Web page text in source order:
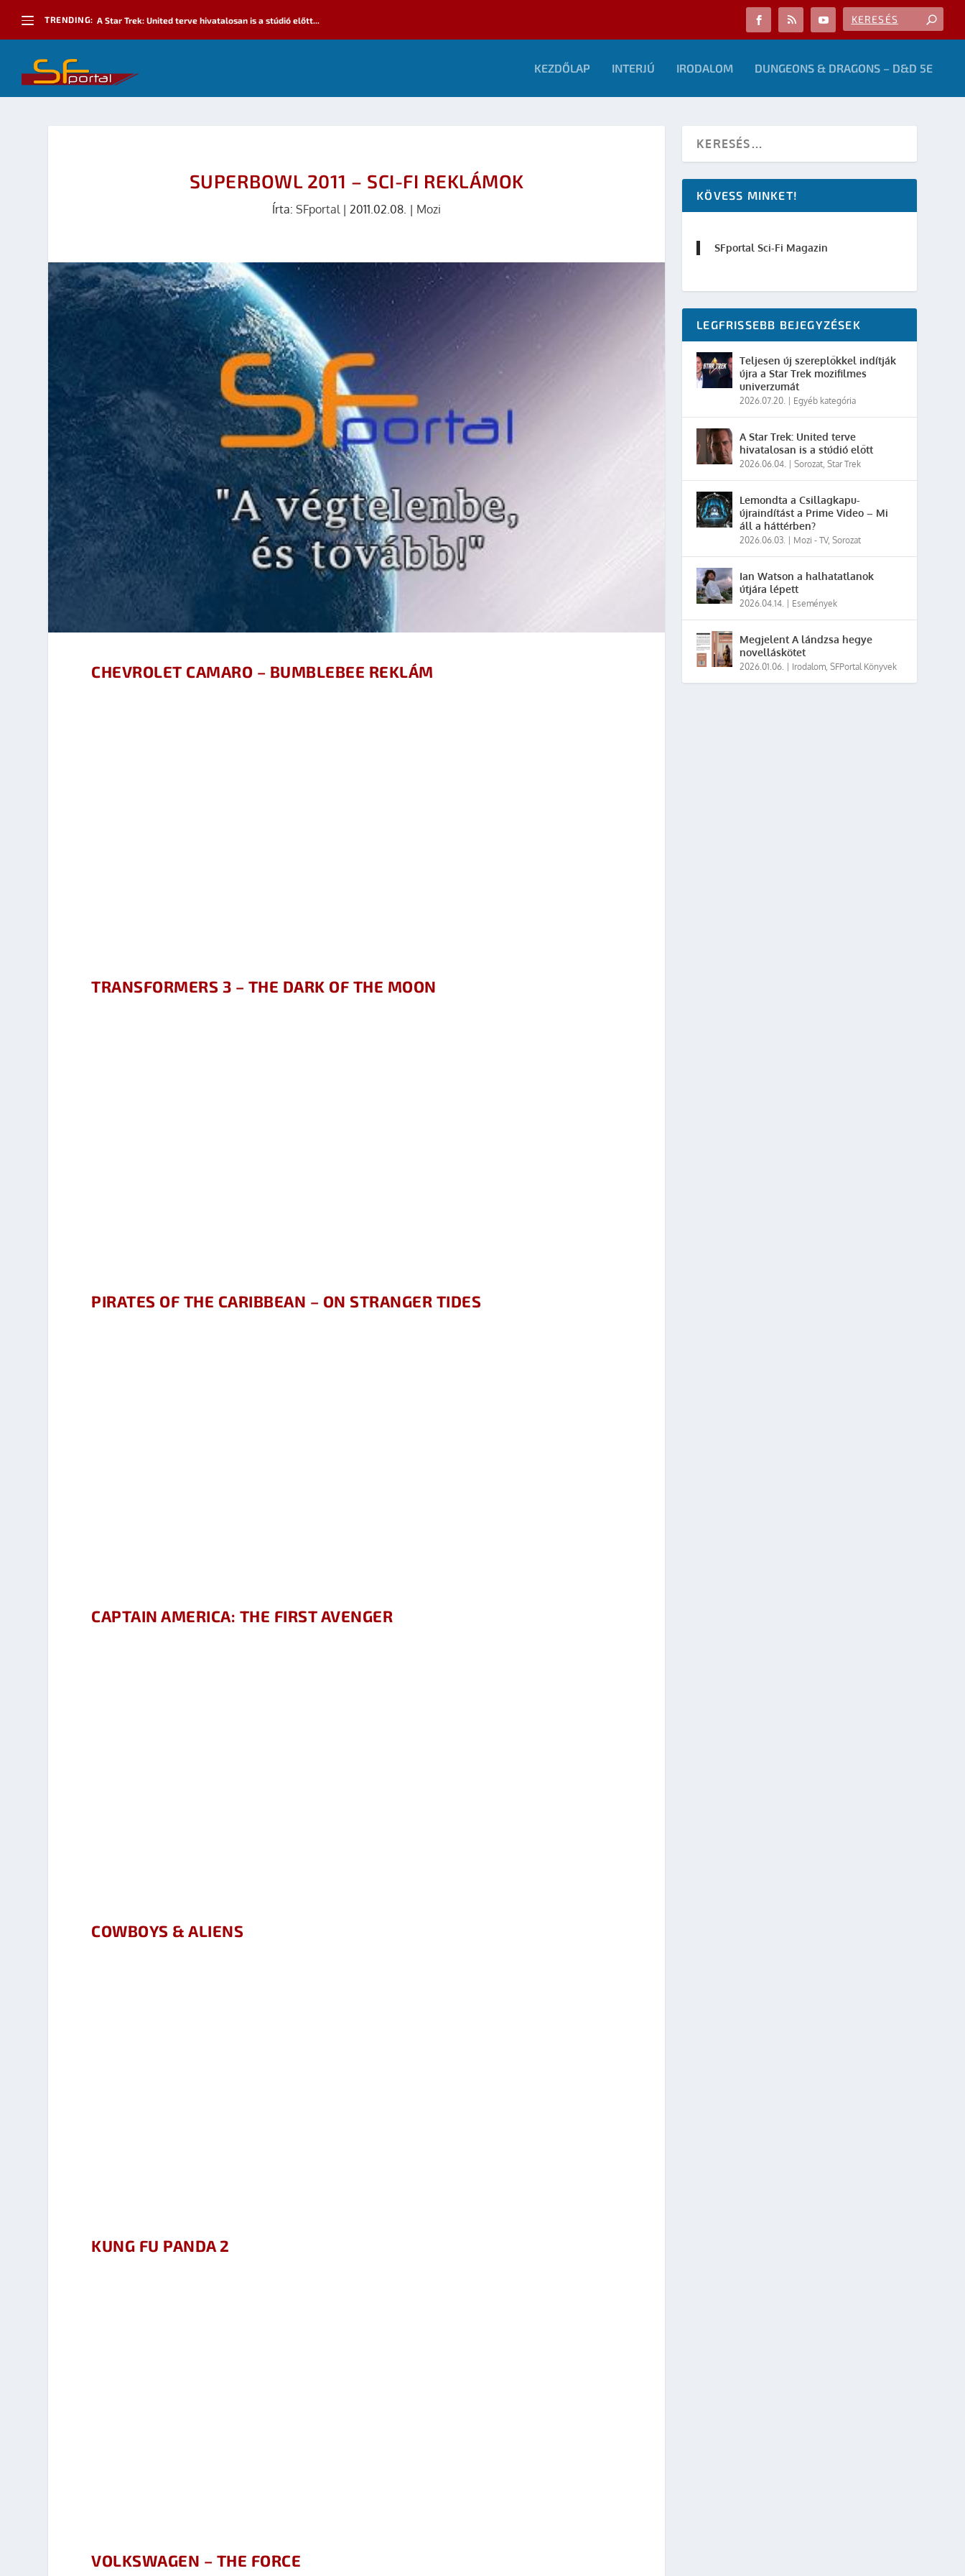
TRENDING: A Star Trek: United terve hivatalosan is a stúdió előtt...
KEZDŐLAP INTERJÚ IRODALOM DUNGEONS & DRAGONS – D&D 5E
SUPERBOWL 2011 – SCI-FI REKLÁMOK
Írta:SFportal|2011.02.08. | Mozi
CHEVROLET CAMARO – BUMBLEBEE REKLÁM
TRANSFORMERS 3 – THE DARK OF THE MOON
PIRATES OF THE CARIBBEAN – ON STRANGER TIDES
CAPTAIN AMERICA: THE FIRST AVENGER
COWBOYS & ALIENS
KUNG FU PANDA 2
VOLKSWAGEN – THE FORCE
KÖVESS MINKET!
SFportal Sci-Fi Magazin
LEGFRISSEBB BEJEGYZÉSEK
Teljesen új szereplőkkel indítják
újra a Star Trek mozifilmes
univerzumát
2026.07.20. Egyéb kategória
A Star Trek: United terve
hivatalosan is a stúdió előtt
2026.06.04. |Sorozat,Star Trek
Lemondta a Csillagkapu-
újraindítást a Prime Video – Mi
áll a háttérben?
2026.06.03. Mozi - TV,Sorozat
Ian Watson a halhatatlanok
útjára lépett
2026.04.14. Események
Megjelent A lándzsa hegye
novelláskötet
2026.01.06. Irodalom,SFPortal Könyvek